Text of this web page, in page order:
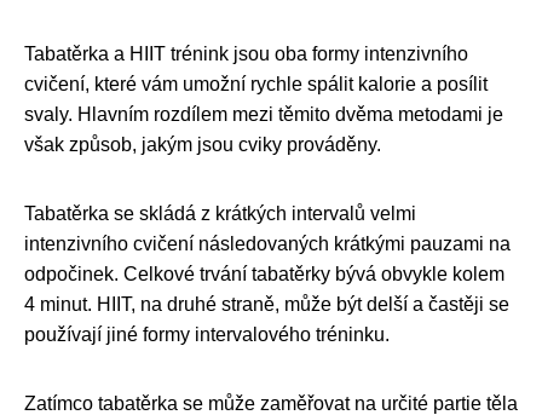
Tabatěrka a HIIT trénink jsou oba formy intenzivního
cvičení, které vám umožní rychle spálit kalorie a posílit
svaly. Hlavním rozdílem mezi těmito dvěma metodami je
však způsob, jakým jsou cviky prováděny.
Tabatěrka se skládá z krátkých intervalů velmi
intenzivního cvičení následovaných krátkými pauzami na
odpočinek. Celkové trvání tabatěrky bývá obvykle kolem
4 minut. HIIT, na druhé straně, může být delší a častěji se
používají jiné formy intervalového tréninku.
Zatímco tabatěrka se může zaměřovat na určité partie těla